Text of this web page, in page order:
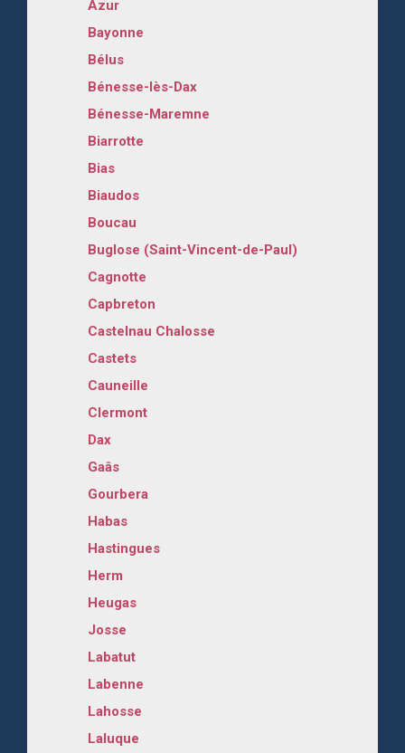
Azur
Bayonne
Bélus
Bénesse-lès-Dax
Bénesse-Maremne
Biarrotte
Bias
Biaudos
Boucau
Buglose (Saint-Vincent-de-Paul)
Cagnotte
Capbreton
Castelnau Chalosse
Castets
Cauneille
Clermont
Dax
Gaâs
Gourbera
Habas
Hastingues
Herm
Heugas
Josse
Labatut
Labenne
Lahosse
Laluque